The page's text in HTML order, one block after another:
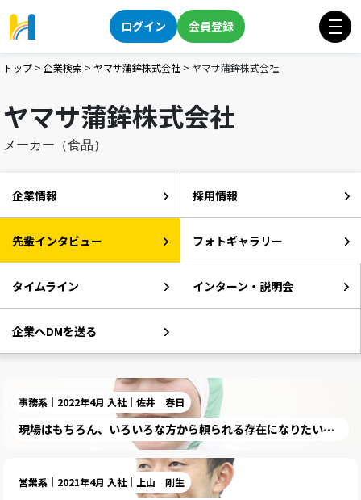
ログイン 会員登録
トップ > 企業検索 > ヤマサ蒲鉾株式会社 > ヤマサ蒲鉾株式会社
ヤマサ蒲鉾株式会社
メーカー（食品）
企業情報 採用情報
先輩インタビュー フォトギャラリー
タイムライン インターン・説明会
企業へDMを送る
事務系｜2022年4月 入社｜佐井 春日
現場はもちろん、いろいろな方から頼られる存在になりたいです。
営業系｜2021年4月 入社｜上山 剛生